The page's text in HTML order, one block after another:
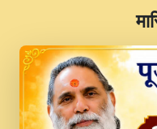
JINU
Pawan ji 20-11-
PRABHU
Kina Sohna
Vaishno Devi